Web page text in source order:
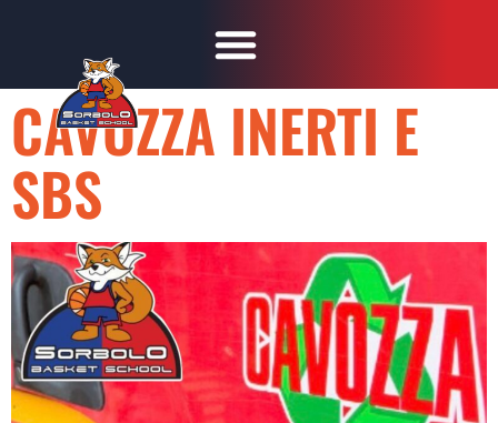
CAVOZZA INERTI E
SBS